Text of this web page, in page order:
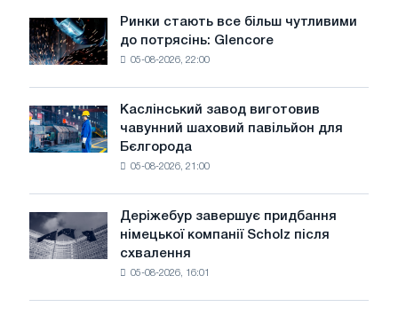
Ринки
стають
все
до
потрясінь:
Glencore
Ринки стають все більш чутливими
до потрясінь: Glencore
05-08-2026, 22:00
Каслінський
завод
виготовив
для
Бєлгорода
Каслінський завод виготовив
чавунний шаховий павільйон для
Бєлгорода
05-08-2026, 21:00
Деріжебур
завершує
придбання
Деріжебур завершує придбання
німецької компанії Scholz після
схвалення
05-08-2026, 16:01